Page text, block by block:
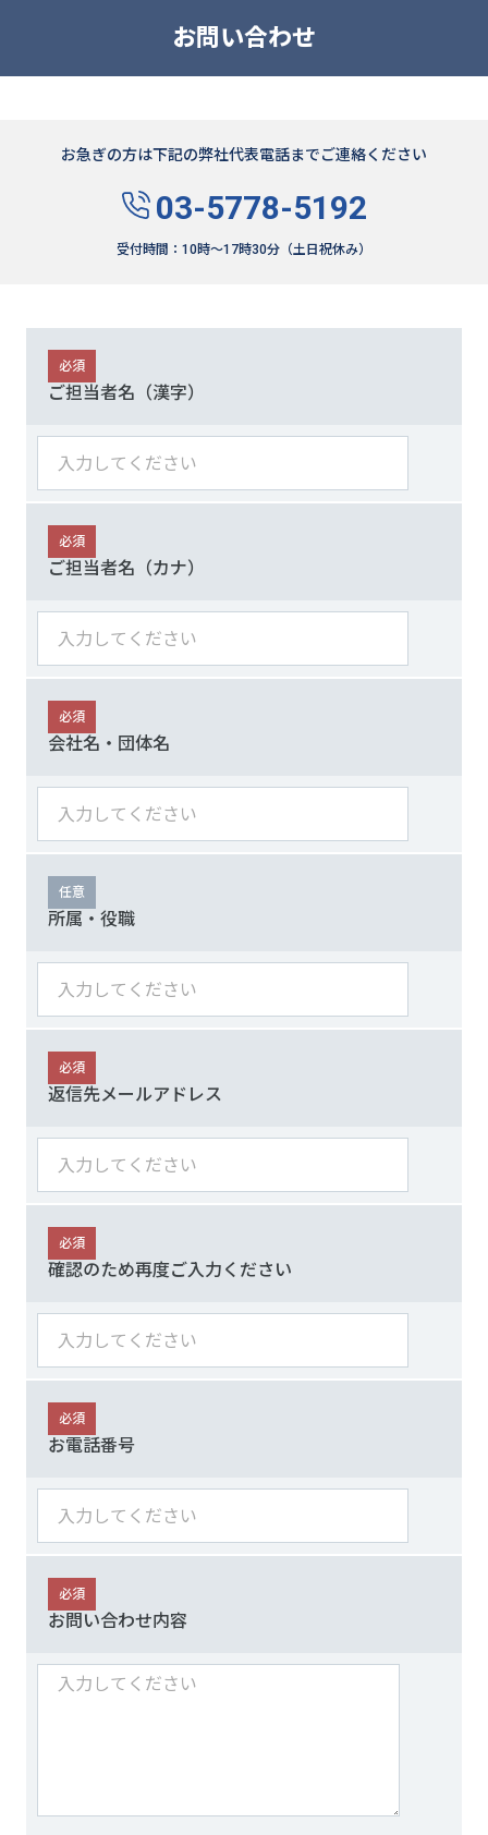
お問い合わせ
お急ぎの方は下記の弊社代表電話までご連絡ください
03-5778-5192
受付時間：10時〜17時30分（土日祝休み）
必須
ご担当者名（漢字）
必須
ご担当者名（カナ）
必須
会社名・団体名
任意
所属・役職
必須
返信先メールアドレス
必須
確認のため再度ご入力ください
必須
お電話番号
必須
お問い合わせ内容